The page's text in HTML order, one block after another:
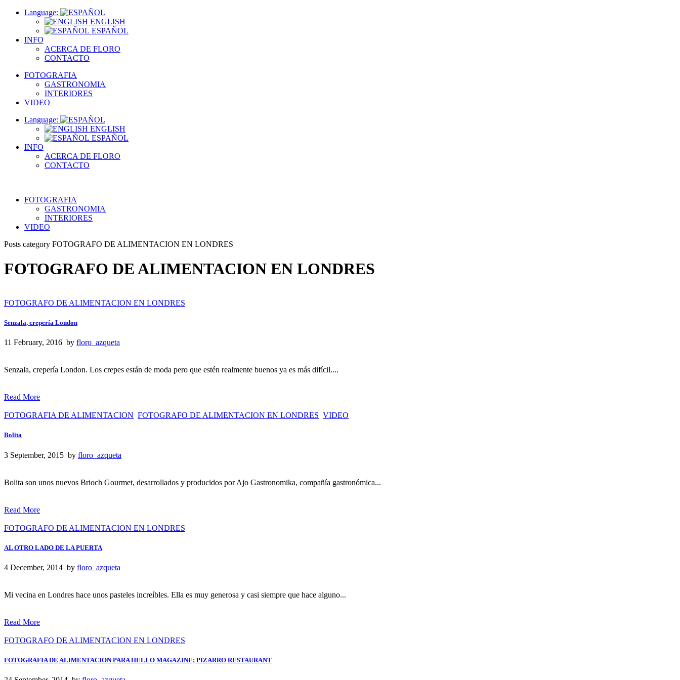
Language:
ENGLISH
ESPAÑOL
INFO
ACERCA DE FLORO
CONTACTO
FOTOGRAFIA
GASTRONOMIA
INTERIORES
VIDEO
Language:
ENGLISH
ESPAÑOL
INFO
ACERCA DE FLORO
CONTACTO
FOTOGRAFIA
GASTRONOMIA
INTERIORES
VIDEO
Posts category FOTOGRAFO DE ALIMENTACION EN LONDRES
FOTOGRAFO DE ALIMENTACION EN LONDRES
FOTOGRAFO DE ALIMENTACION EN LONDRES
Senzala, crepería London
11 February, 2016 by floro_azqueta
Senzala, crepería London. Los crepes están de moda pero que estén realmente buenos ya es más difícil....
Read More
FOTOGRAFIA DE ALIMENTACION FOTOGRAFO DE ALIMENTACION EN LONDRES VIDEO
Bolita
3 September, 2015 by floro_azqueta
Bolita son unos nuevos Brioch Gourmet, desarrollados y producidos por Ajo Gastronomika, compañía gastronómica...
Read More
FOTOGRAFO DE ALIMENTACION EN LONDRES
AL OTRO LADO DE LA PUERTA
4 December, 2014 by floro_azqueta
Mi vecina en Londres hace unos pasteles increíbles. Ella es muy generosa y casi siempre que hace alguno...
Read More
FOTOGRAFO DE ALIMENTACION EN LONDRES
FOTOGRAFIA DE ALIMENTACION PARA HELLO MAGAZINE; PIZARRO RESTAURANT